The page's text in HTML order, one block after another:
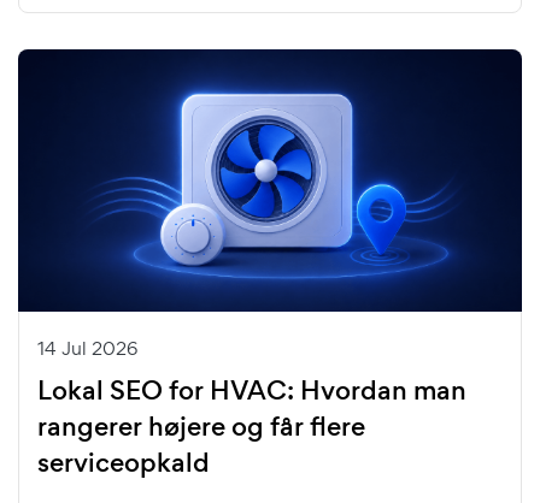
14 Jul 2026
Lokal SEO for HVAC: Hvordan man
rangerer højere og får flere
serviceopkald